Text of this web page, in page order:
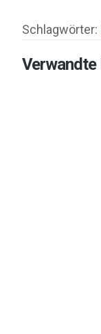
Schlagwörter:
Verwandte